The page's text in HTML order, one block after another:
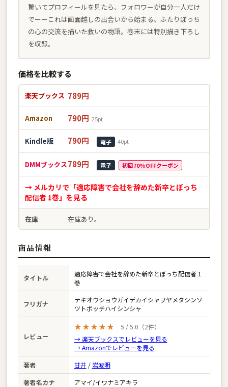
驚いてプロフィールを見たら、フォロワーが自分一人だけ
でーーこれは画面越しの出会いから始まる、ふたりぼっち
の心の交流を描いた救いの物語。巻末には特別描き下ろし
を収録。
価格を比較する
楽天ブックス 789円
Amazon 790円 25pt
Kindle版 790円 電子 40pt
DMMブックス789円 電子 初回70%OFFクーポン
→ メルカリで「適応障害で会社を辞めた新卒とぼっち
配信者 1巻」を見る
在庫 在庫あり。
商品情報
タイトル
適応障害で会社を辞めた新卒とぼっち配信者 1
巻
フリガナ
テキオウショウガイデカイシャヲヤメタシンソ
ツトボッチハイシンシャ
レビュー
★★★★★
5 / 5.0（2件）
→ 楽天ブックスでレビューを見る
→ Amazonでレビューを見る
著者
甘井 / 岩波明
著者名カナ
アマイ/イワナミアキラ